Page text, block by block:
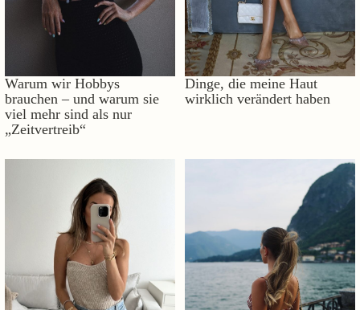
Warum wir Hobbys
brauchen – und warum sie
viel mehr sind als nur
„Zeitvertreib“
Dinge, die meine Haut
wirklich verändert haben